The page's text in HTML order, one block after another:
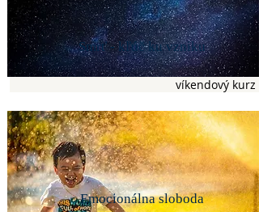
víkendový kurz
Smrť - kľúč ku vzniku
Emocionálna sloboda